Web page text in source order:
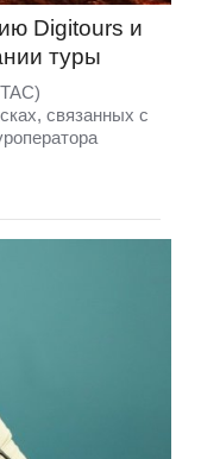
Digitours и
туры
связанных с